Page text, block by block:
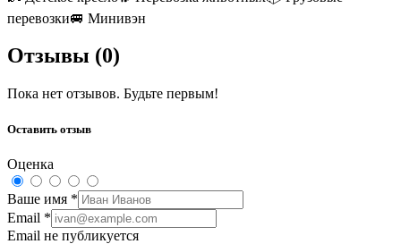
перевозки🚐 Минивэн
Отзывы (0)
Пока нет отзывов. Будьте первым!
Оставить отзыв
Оценка
Ваше имя *
Email *
Email не публикуется